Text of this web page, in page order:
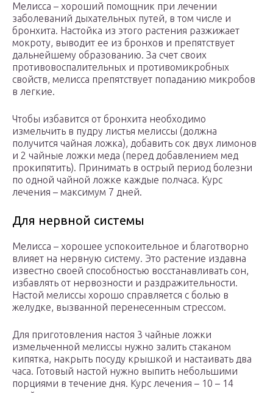
Мелисса – хороший помощник при лечении
заболеваний дыхательных путей, в том числе и
бронхита. Настойка из этого растения разжижает
мокроту, выводит ее из бронхов и препятствует
дальнейшему образованию. За счет своих
противовоспалительных и противомикробных
свойств, мелисса препятствует попаданию микробов
в легкие.
Чтобы избавится от бронхита необходимо
измельчить в пудру листья мелиссы (должна
получится чайная ложка), добавить сок двух лимонов
и 2 чайные ложки меда (перед добавлением мед
прокипятить). Принимать в острый период болезни
по одной чайной ложке каждые полчаса. Курс
лечения – максимум 7 дней.
Для нервной системы
Мелисса – хорошее успокоительное и благотворно
влияет на нервную систему. Это растение издавна
известно своей способностью восстанавливать сон,
избавлять от нервозности и раздражительности.
Настой мелиссы хорошо справляется с болью в
желудке, вызванной перенесенным стрессом.
Для приготовления настоя 3 чайные ложки
измельченной мелиссы нужно залить стаканом
кипятка, накрыть посуду крышкой и настаивать два
часа. Готовый настой нужно выпить небольшими
порциями в течение дня. Курс лечения – 10 – 14